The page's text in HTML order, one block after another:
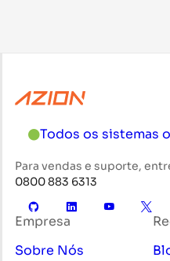
Todos os sistemas
Para vendas e suporte,
0800 883 6313
Empresa
Sobre Nós